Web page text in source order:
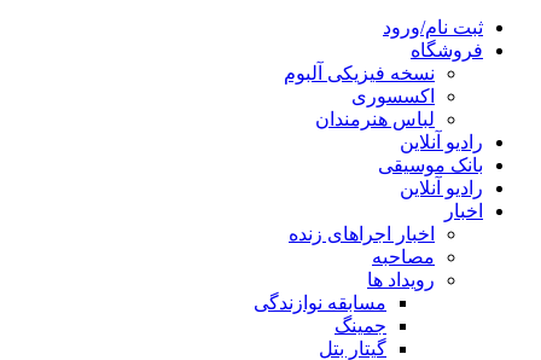
ثبت نام/ورود
فروشگاه
نسخه فیزیکی آلبوم
اکسسوری
لباس هنرمندان
رادیو آنلاین
بانک موسیقی
رادیو آنلاین
اخبار
اخبار اجراهای زنده
مصاحبه
رویداد ها
مسابقه نوازندگی
جمینگ
گیتار بتل